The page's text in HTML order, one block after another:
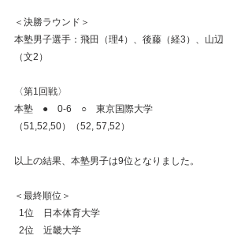
＜決勝ラウンド＞
本塾男子選手：飛田（理4）、後藤（経3）、山辺
（文2）
〈第1回戦〉
本塾　●　0-6　○　東京国際大学
（51,52,50）（52, 57,52）
以上の結果、本塾男子は9位となりました。
＜最終順位＞
  1位　日本体育大学
  2位　近畿大学